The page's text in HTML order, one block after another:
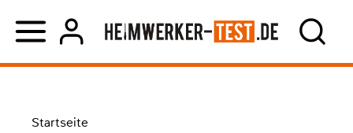
Startseite